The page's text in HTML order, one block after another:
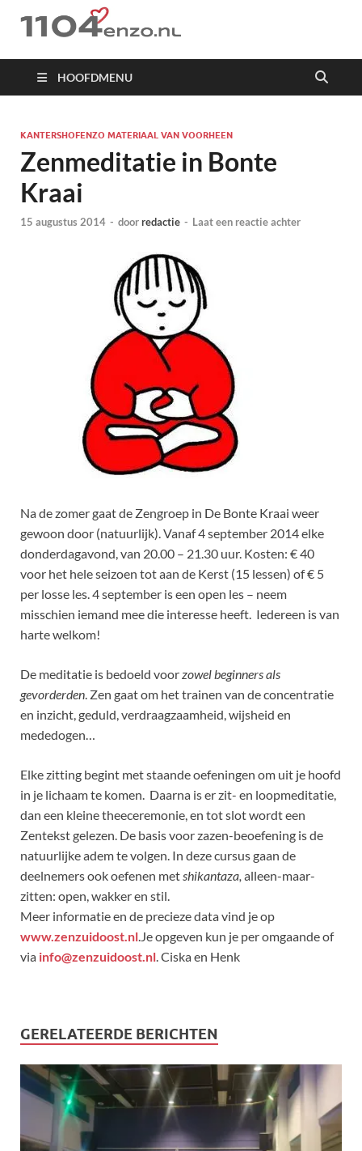
1104 en zo
HOOFDMENU
KANTERSHOFENZO MATERIAAL VAN VOORHEEN
Zenmeditatie in Bonte
Kraai
15 augustus 2014 - doorredactie - Laat een reactie achter
Na de zomer gaat de Zengroep in De Bonte Kraai weer
gewoon door (natuurlijk). Vanaf 4 september 2014 elke
donderdagavond, van 20.00 – 21.30 uur. Kosten: € 40
voor het hele seizoen tot aan de Kerst (15 lessen) of € 5
per losse les. 4 september is een open les – neem
misschien iemand mee die interesse heeft. Iedereen is van
harte welkom!
De meditatie is bedoeld voor zowel beginners als
gevorderden . Zen gaat om het trainen van de concentratie
en inzicht, geduld, verdraagzaamheid, wijsheid en
mededogen…
Elke zitting begint met staande oefeningen om uit je hoofd
in je lichaam te komen. Daarna is er zit- en loopmeditatie,
dan een kleine theeceremonie, en tot slot wordt een
Zentekst gelezen. De basis voor zazen-beoefening is de
natuurlijke adem te volgen. In deze cursus gaan de
deelnemers ook oefenen met shikantaza, alleen-maar-
zitten: open, wakker en stil.
Meer informatie en de precieze data vind je op
www.zenzuidoost.nl .Je opgeven kun je per omgaande of
via info@zenzuidoost.nl . Ciska en Henk
GERELATEERDE BERICHTEN